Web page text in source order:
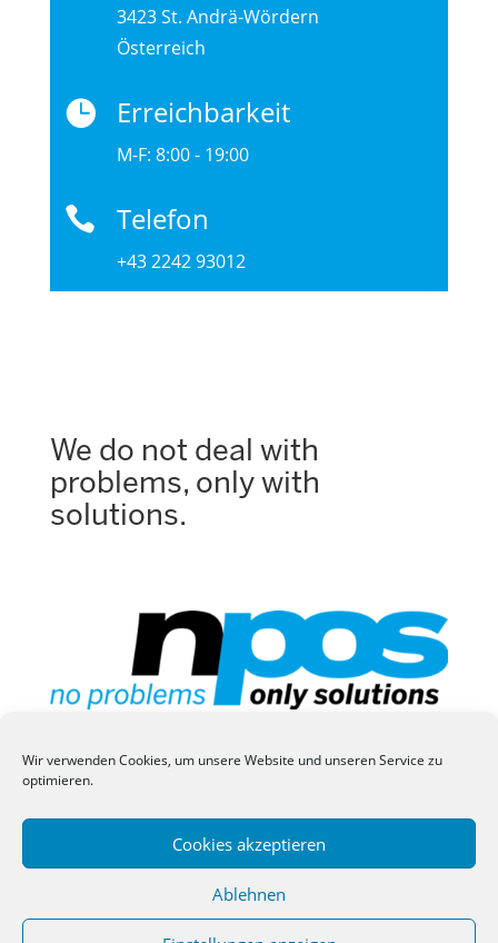
Wir verwenden Cookies, um unsere Website und unseren Service zu
optimieren.
Cookies akzeptieren
Ablehnen
3423 St. Andrä-Wördern
Österreich
 Erreichbarkeit
M-F: 8:00 - 19:00
 Telefon
+43 2242 93012
We do not deal with
problems, only with
solutions.
Npos hilfe